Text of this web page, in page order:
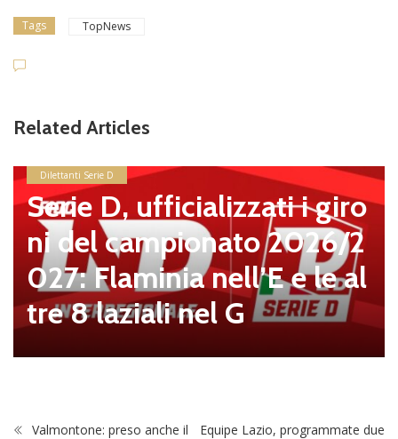
Tags TopNews
Related Articles
Dilettanti Serie D
Serie D, ufficializzati i giro
ni del campionato 2026/2
027: Flaminia nell’E e le al
tre 8 laziali nel G
Valmontone: preso anche il
Equipe Lazio, programmate due